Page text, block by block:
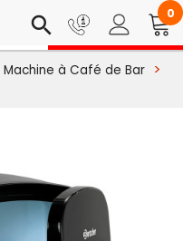
search 0
Machine à Café de Bar